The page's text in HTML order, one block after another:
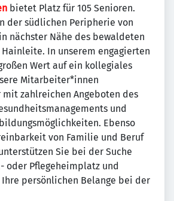
bietet Platz für 105 Senioren.
der südlichen Peripherie von
nächster Nähe des bewaldeten
Hainleite. In unserem engagierten
Wert auf ein kollegiales
Mitarbeiter*innen
zahlreichen Angeboten des
und
Ebenso
von Familie und Beruf
Sie bei der Suche
oder Pflegeheimplatz und
persönlichen Belange bei der